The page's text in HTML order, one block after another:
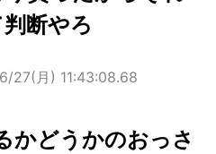
断やろ
27(月) 11:43:08.68
かどうかのおっさ